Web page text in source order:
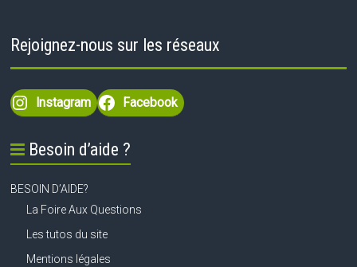
Rejoignez-nous sur les réseaux
Instagram Facebook
Besoin d’aide ?
BESOIN D’AIDE?
La Foire Aux Questions
Les tutos du site
Mentions légales